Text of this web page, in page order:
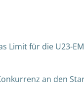
für die U23-
an den